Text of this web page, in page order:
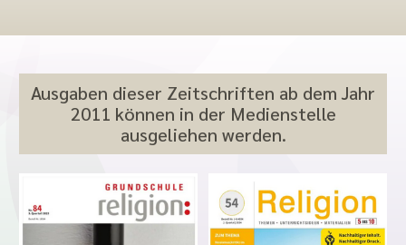
Ausgaben dieser Zeitschriften ab dem Jahr
2011 können in der Medienstelle
ausgeliehen werden.